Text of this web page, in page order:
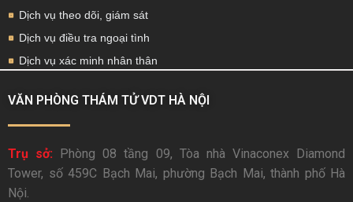
Dịch vụ theo dõi, giám sát
Dịch vụ điều tra ngoại tình
Dịch vụ xác minh nhân thân
VĂN PHÒNG THÁM TỬ VDT HÀ NỘI
Trụ sở:
Phòng 08 tầng 09, Tòa nhà Vinaconex Diamond
Tower, số 459C Bạch Mai, phường Bạch Mai, thành phố Hà
Nội.